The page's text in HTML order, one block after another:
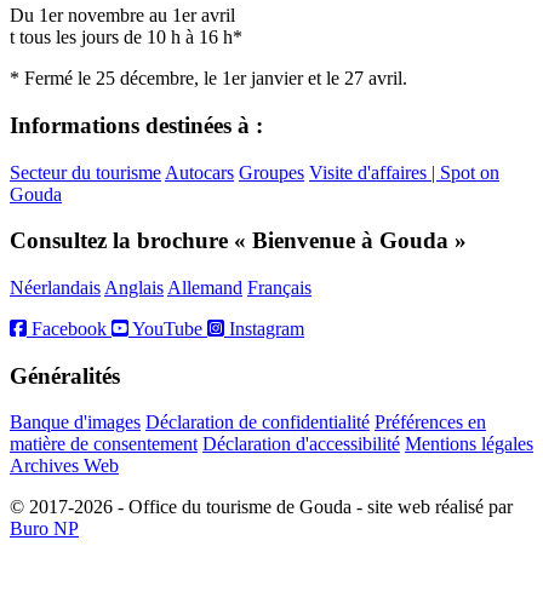
Du 1er novembre au 1er avril
t tous les jours de 10 h à 16 h*
* Fermé le 25 décembre, le 1er janvier et le 27 avril.
Informations destinées à :
Secteur du tourisme Autocars Groupes Visite d'affaires | Spot on
Gouda
Consultez la brochure « Bienvenue à Gouda »
Néerlandais Anglais Allemand Français
Facebook
YouTube Instagram
Généralités
Banque d'images Déclaration de confidentialité Préférences en
matière de consentement Déclaration d'accessibilité Mentions légales
Archives Web
© 2017-2026 - Office du tourisme de Gouda - site web réalisé par
Buro NP